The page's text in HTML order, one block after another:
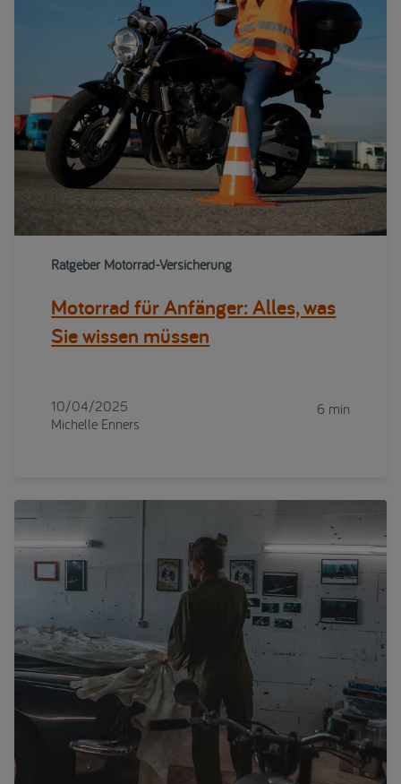
Ratgeber Motorrad-Versicherung
Motorrad für Anfänger: Alles, was
Sie wissen müssen
10/04/2025
Michelle Enners
6 min